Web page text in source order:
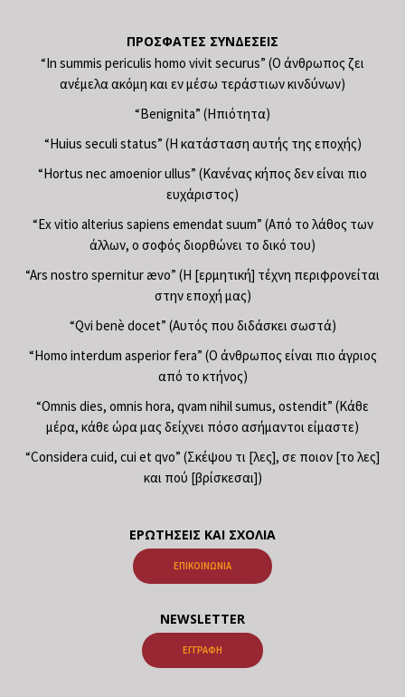
ΠΡΌΣΦΑΤΕΣ ΣΥΝΔΈΣΕΙΣ
“In summis periculis homo vivit securus” (Ο άνθρωπος ζει
ανέμελα ακόμη και εν μέσω τεράστιων κινδύνων)
“Benignita” (Ηπιότητα)
“Huius seculi status” (Η κατάσταση αυτής της εποχής)
“Hortus nec amoenior ullus” (Κανένας κήπος δεν είναι πιο
ευχάριστος)
“Ex vitio alterius sapiens emendat suum” (Από το λάθος των
άλλων, ο σοφός διορθώνει το δικό του)
“Ars nostro spernitur ævo” (Η [ερμητική] τέχνη περιφρονείται
στην εποχή μας)
“Qvi benè docet” (Αυτός που διδάσκει σωστά)
“Homo interdum asperior fera” (Ο άνθρωπος είναι πιο άγριος
από το κτήνος)
“Omnis dies, omnis hora, qvam nihil sumus, ostendit” (Κάθε
μέρα, κάθε ώρα μας δείχνει πόσο ασήμαντοι είμαστε)
“Considera cuid, cui et qvo” (Σκέψου τι [λες], σε ποιον [το λες]
και πού [βρίσκεσαι])
ΕΡΩΤΉΣΕΙΣ ΚΑΙ ΣΧΌΛΙΑ
ΕΠΙΚΟΙΝΩΝΊΑ
NEWSLETTER
ΕΓΓΡΑΦΉ